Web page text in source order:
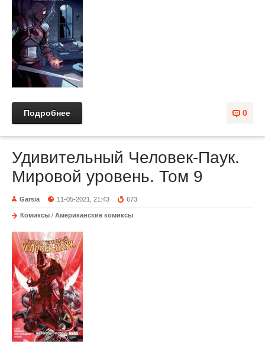
0
Подробнее
Удивительный Человек-Паук.
Мировой уровень. Том 9
Garsia 11-05-2021, 21:43 673
Комиксы / Американские комиксы